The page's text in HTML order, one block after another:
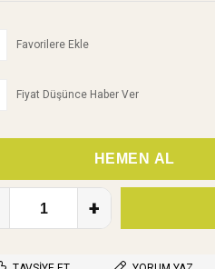
Favorilere Ekle
Fiyat Düşünce Haber Ver